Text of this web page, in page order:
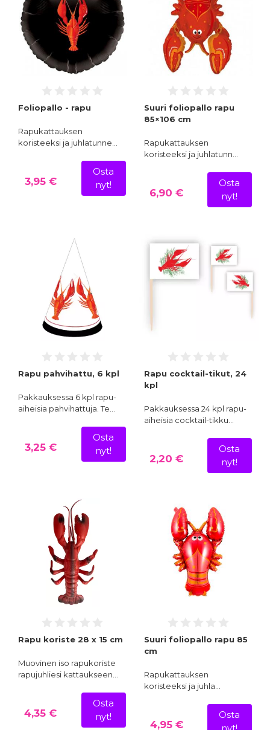
Foliopallo - rapu
Rapukattauksen
koristeeksi ja juhlatunne…
3,95 €
Osta
nyt!
Suuri foliopallo rapu
85×106 cm
Rapukattauksen
koristeeksi ja juhlatunn…
6,90 €
Osta
nyt!
Rapu pahvihattu, 6 kpl
Pakkauksessa 6 kpl rapu-
aiheisia pahvihattuja. Te…
3,25 €
Osta
nyt!
Rapu cocktail-tikut, 24
kpl
Pakkauksessa 24 kpl rapu-
aiheisia cocktail-tikku…
2,20 €
Osta
nyt!
Rapu koriste 28 x 15 cm
Muovinen iso rapukoriste
rapujuhliesi kattaukseen…
4,35 €
Osta
nyt!
Suuri foliopallo rapu 85
cm
Rapukattauksen
koristeeksi ja juhla…
4,95 €
Osta